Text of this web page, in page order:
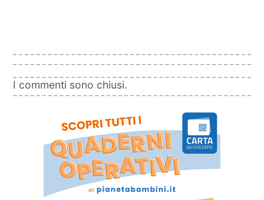
I commenti sono chiusi.